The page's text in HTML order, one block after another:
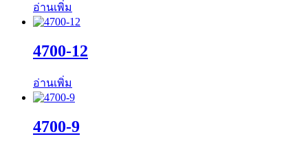
อ่านเพิ่ม
4700-12
อ่านเพิ่ม
4700-9